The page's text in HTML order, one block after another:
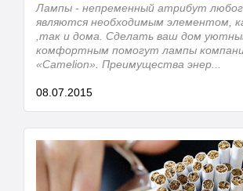
Лампы - непременный атрибут
являются необходимым элементом,
,так и дома. Сделать ваш дом
комфортным помогут лампы
«Camelion». Преимущества энер...
08.07.2015